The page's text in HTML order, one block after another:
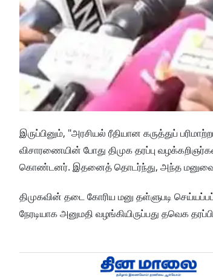
இருப்பினும், "அரசியல் ரீதியான கருத்துப்
விசாரணையின் போது திமுக தரப்பு
கொண்டனர். இதனைத் தொடர்ந்து, அந்த மனுவைத்
திமுகவின் தடை கோரிய மனு தள்ளுபடி
நேரடியாக அனுமதி வழங்கியிருப்பது தவெக